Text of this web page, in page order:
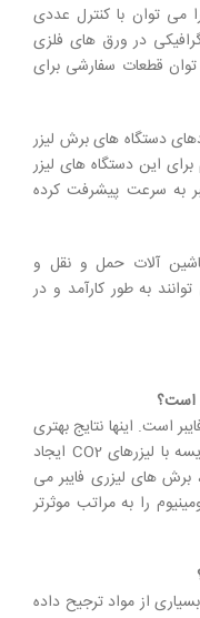
می توان با کنترل عددی
در ورق های فلزی
قطعات سفارشی برای
دستگاه های برش لیزر
این دستگاه های لیزر
به سرعت پیشرفت کرده
آلات حمل و نقل و
به طور کارآمد و در
است؟
است. اینها نتایج بهتری
را برای فلزاتی مانند فولاد ضد زنگ در مقایسه با لیزرهای CO2 ایجاد
های لیزری فایبر می
را به مراتب موثرتر
از مواد ترجیح داده